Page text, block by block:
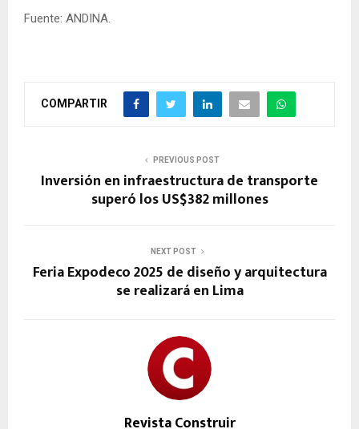
Fuente: ANDINA.
COMPARTIR
PREVIOUS POST
Inversión en infraestructura de transporte
superó los US$382 millones
NEXT POST
Feria Expodeco 2025 de diseño y arquitectura
se realizará en Lima
Revista Construir